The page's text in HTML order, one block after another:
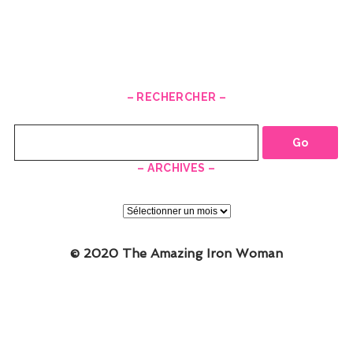
– RECHERCHER –
– ARCHIVES –
–
ARCHIVES
© 2020 The Amazing Iron Woman